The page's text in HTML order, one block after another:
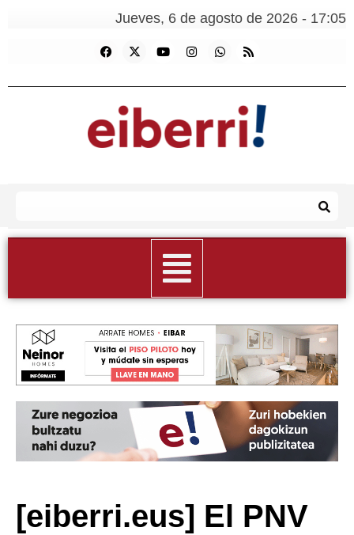
Jueves, 6 de agosto de 2026 - 17:05
[eiberri.eus] El PNV